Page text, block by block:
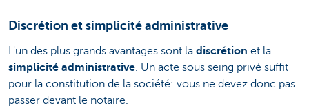
Discrétion et simplicité administrative
L'un des plus grands avantages sont la discrétion et la
simplicité administrative. Un acte sous seing privé suffit
pour la constitution de la société: vous ne devez donc pas
passer devant le notaire.